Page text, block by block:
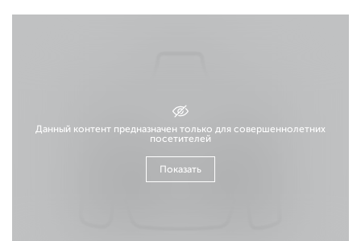
Данный контент предназначен только для совершеннолетних
посетителей
Показать